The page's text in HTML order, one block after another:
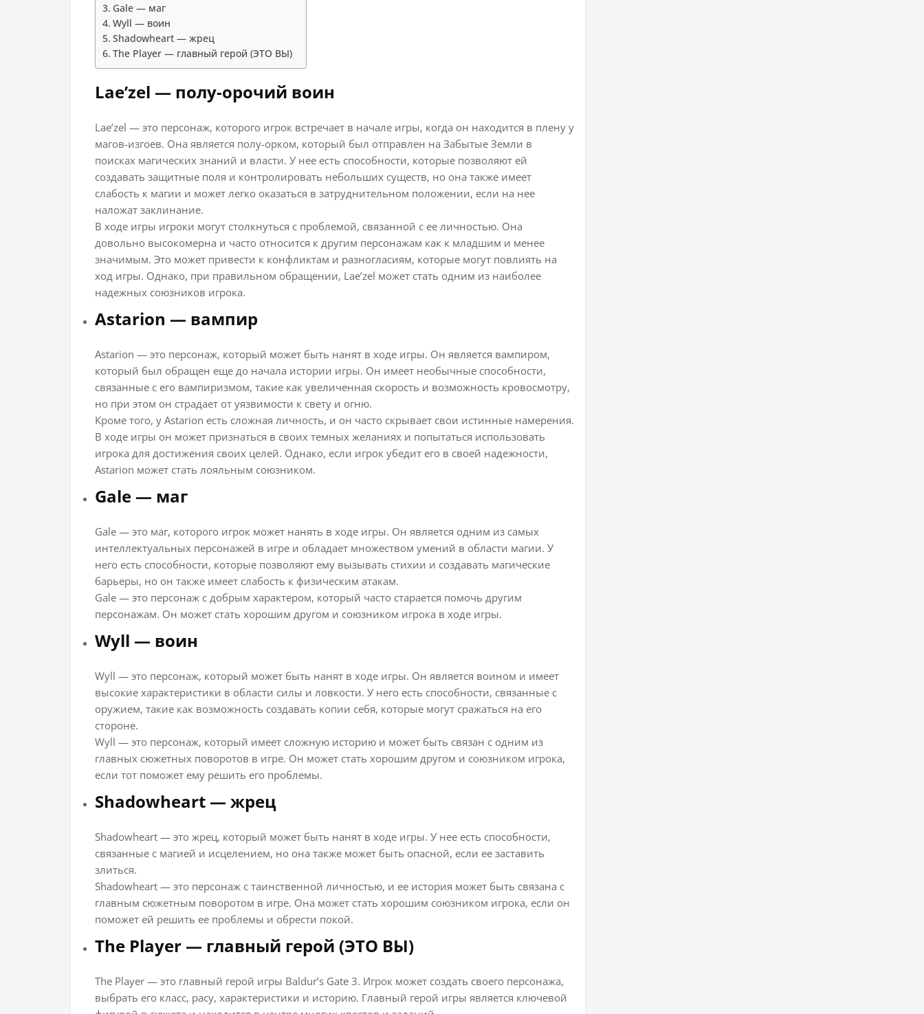
Gale — маг
Wyll — воин
Shadowheart — жрец
The Player — главный герой (ЭТО ВЫ)
Lae’zel — полу-орочий воин
Lae’zel — это персонаж, которого игрок встречает в начале игры, когда он находится в плену у
магов-изгоев. Она является полу-орком, который был отправлен на Забытые Земли в
поисках магических знаний и власти. У нее есть способности, которые позволяют ей
создавать защитные поля и контролировать небольших существ, но она также имеет
слабость к магии и может легко оказаться в затруднительном положении, если на нее
наложат заклинание.
В ходе игры игроки могут столкнуться с проблемой, связанной с ее личностью. Она
довольно высокомерна и часто относится к другим персонажам как к младшим и менее
значимым. Это может привести к конфликтам и разногласиям, которые могут повлиять на
ход игры. Однако, при правильном обращении, Lae’zel может стать одним из наиболее
надежных союзников игрока.
Astarion — вампир
Astarion — это персонаж, который может быть нанят в ходе игры. Он является вампиром,
который был обращен еще до начала истории игры. Он имеет необычные способности,
связанные с его вампиризмом, такие как увеличенная скорость и возможность кровосмотру,
но при этом он страдает от уязвимости к свету и огню.
Кроме того, у Astarion есть сложная личность, и он часто скрывает свои истинные намерения.
В ходе игры он может признаться в своих темных желаниях и попытаться использовать
игрока для достижения своих целей. Однако, если игрок убедит его в своей надежности,
Astarion может стать лояльным союзником.
Gale — маг
Gale — это маг, которого игрок может нанять в ходе игры. Он является одним из самых
интеллектуальных персонажей в игре и обладает множеством умений в области магии. У
него есть способности, которые позволяют ему вызывать стихии и создавать магические
барьеры, но он также имеет слабость к физическим атакам.
Gale — это персонаж с добрым характером, который часто старается помочь другим
персонажам. Он может стать хорошим другом и союзником игрока в ходе игры.
Wyll — воин
Wyll — это персонаж, который может быть нанят в ходе игры. Он является воином и имеет
высокие характеристики в области силы и ловкости. У него есть способности, связанные с
оружием, такие как возможность создавать копии себя, которые могут сражаться на его
стороне.
Wyll — это персонаж, который имеет сложную историю и может быть связан с одним из
главных сюжетных поворотов в игре. Он может стать хорошим другом и союзником игрока,
если тот поможет ему решить его проблемы.
Shadowheart — жрец
Shadowheart — это жрец, который может быть нанят в ходе игры. У нее есть способности,
связанные с магией и исцелением, но она также может быть опасной, если ее заставить
злиться.
Shadowheart — это персонаж с таинственной личностью, и ее история может быть связана с
главным сюжетным поворотом в игре. Она может стать хорошим союзником игрока, если он
поможет ей решить ее проблемы и обрести покой.
The Player — главный герой (ЭТО ВЫ)
The Player — это главный герой игры Baldur’s Gate 3. Игрок может создать своего персонажа,
выбрать его класс, расу, характеристики и историю. Главный герой игры является ключевой